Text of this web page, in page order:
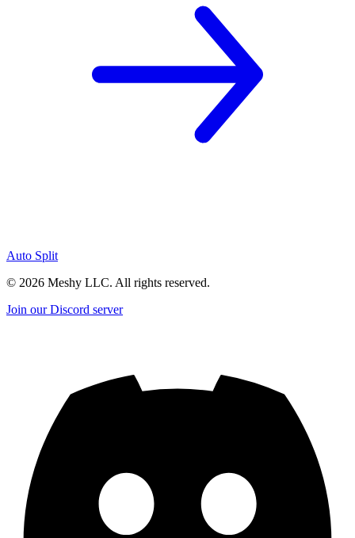
Auto Split
© 2026 Meshy LLC. All rights reserved.
Join our Discord server